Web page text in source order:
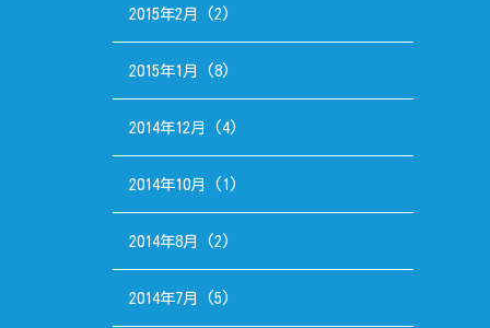
2015年2月 (2)
2015年1月 (8)
2014年12月 (4)
2014年10月 (1)
2014年8月 (2)
2014年7月 (5)